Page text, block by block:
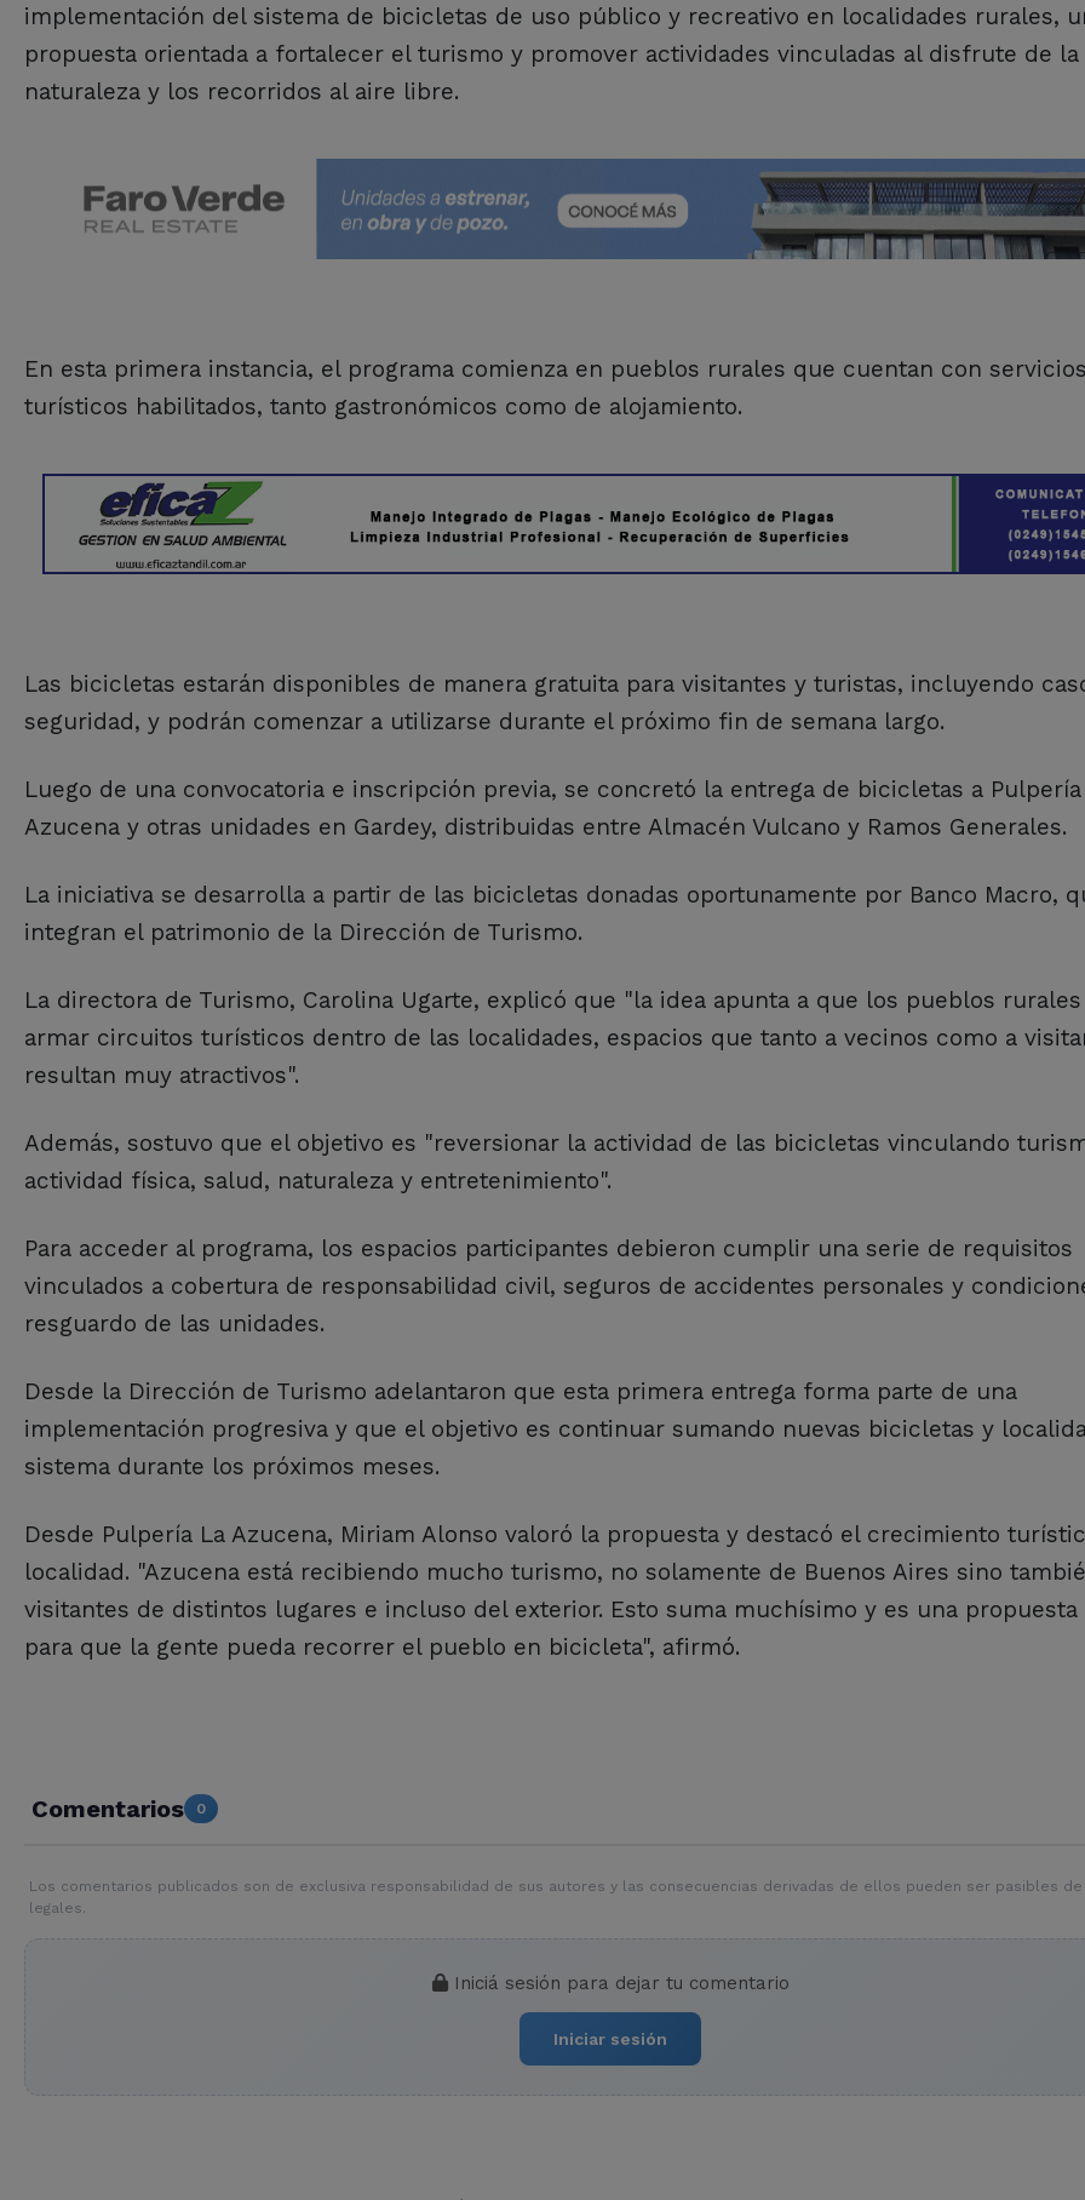
implementación del sistema de bicicletas de uso público y recreativo en localidades rurales,
propuesta orientada a fortalecer el turismo y promover actividades vinculadas al disfrute de la
naturaleza y los recorridos al aire libre.
En esta primera instancia, el programa comienza en pueblos rurales que cuentan con
turísticos habilitados, tanto gastronómicos como de alojamiento.
Las bicicletas estarán disponibles de manera gratuita para visitantes y turistas, incluyendo
seguridad, y podrán comenzar a utilizarse durante el próximo fin de semana largo.
Luego de una convocatoria e inscripción previa, se concretó la entrega de bicicletas a Pulpería
Azucena y otras unidades en Gardey, distribuidas entre Almacén Vulcano y Ramos Generales.
La iniciativa se desarrolla a partir de las bicicletas donadas oportunamente por Banco Macro,
integran el patrimonio de la Dirección de Turismo.
La directora de Turismo, Carolina Ugarte, explicó que "la idea apunta a que los pueblos
armar circuitos turísticos dentro de las localidades, espacios que tanto a vecinos como a
resultan muy atractivos".
Además, sostuvo que el objetivo es "reversionar la actividad de las bicicletas vinculando
actividad física, salud, naturaleza y entretenimiento".
Para acceder al programa, los espacios participantes debieron cumplir una serie de requisitos
vinculados a cobertura de responsabilidad civil, seguros de accidentes personales y
resguardo de las unidades.
Desde la Dirección de Turismo adelantaron que esta primera entrega forma parte de una
implementación progresiva y que el objetivo es continuar sumando nuevas bicicletas y
sistema durante los próximos meses.
Desde Pulpería La Azucena, Miriam Alonso valoró la propuesta y destacó el crecimiento
localidad. "Azucena está recibiendo mucho turismo, no solamente de Buenos Aires sino
visitantes de distintos lugares e incluso del exterior. Esto suma muchísimo y es una
para que la gente pueda recorrer el pueblo en bicicleta", afirmó.
Comentarios 0
Los comentarios publicados son de exclusiva responsabilidad de sus autores y las consecuencias derivadas de ellos pueden ser pasibles de
legales.
Iniciá sesión para dejar tu comentario
Iniciar sesión